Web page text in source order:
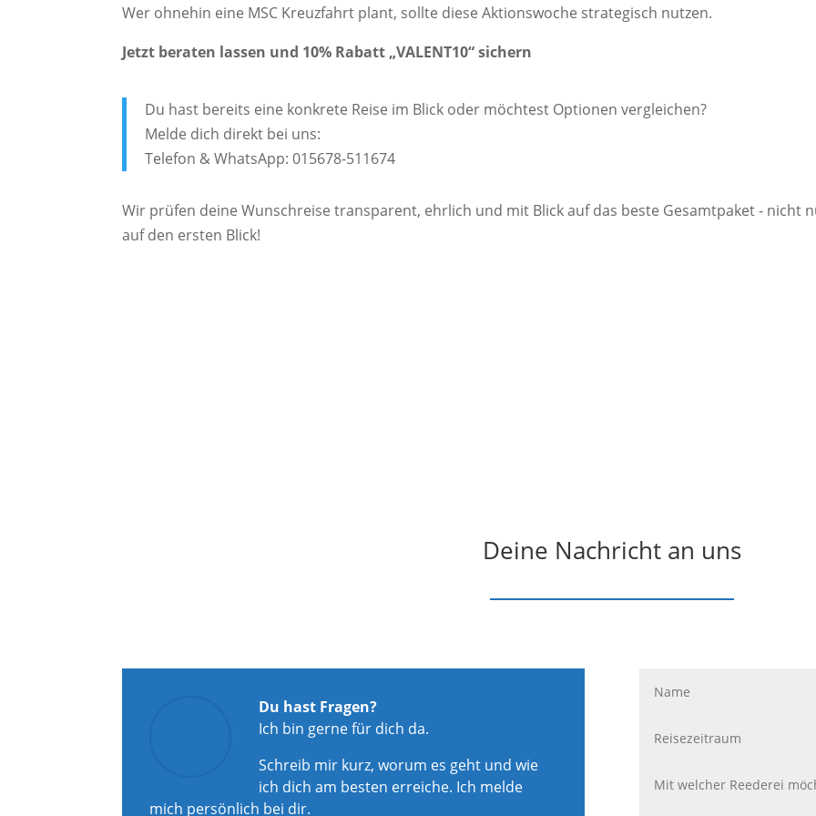
Wer ohnehin eine MSC Kreuzfahrt plant, sollte diese Aktionswoche strategisch nutzen.
Jetzt beraten lassen und 10% Rabatt „VALENT10“ sichern
Du hast bereits eine konkrete Reise im Blick oder möchtest Optionen vergleichen?
Melde dich direkt bei uns:
Telefon & WhatsApp: 015678-511674
Wir prüfen deine Wunschreise transparent, ehrlich und mit Blick auf das beste Gesamtpaket - nicht
auf den ersten Blick!
Deine Nachricht an uns
Du hast Fragen?
Ich bin gerne für dich da.
Schreib mir kurz, worum es geht und wie
ich dich am besten erreiche. Ich melde
mich persönlich bei dir.